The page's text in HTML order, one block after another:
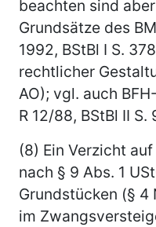
beachten sind
Grundsätze des
1992, BStBl I S.
rechtlicher
AO); vgl. auch
R 12/88, BStBl II S.
(8) Ein Verzicht
nach § 9 Abs. 1
Grundstücken (§ 4
im